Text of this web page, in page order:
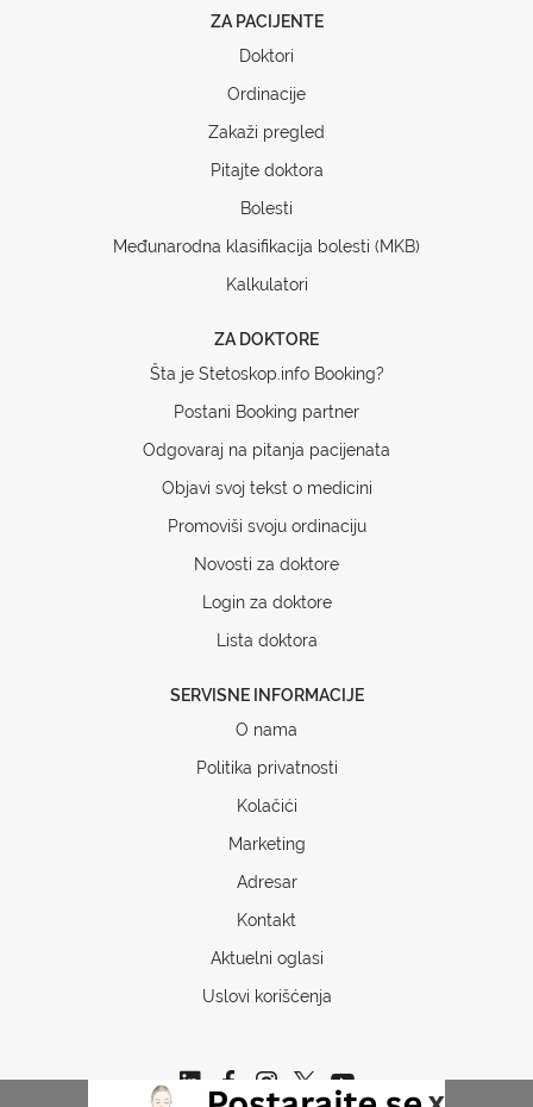
ZA PACIJENTE
Doktori
Ordinacije
Zakaži pregled
Pitajte doktora
Bolesti
Međunarodna klasifikacija bolesti (MKB)
Kalkulatori
ZA DOKTORE
Šta je Stetoskop.info Booking?
Postani Booking partner
Odgovaraj na pitanja pacijenata
Objavi svoj tekst o medicini
Promoviši svoju ordinaciju
Novosti za doktore
Login za doktore
Lista doktora
SERVISNE INFORMACIJE
O nama
Politika privatnosti
Kolačići
Marketing
Adresar
Kontakt
Aktuelni oglasi
Uslovi korišćenja